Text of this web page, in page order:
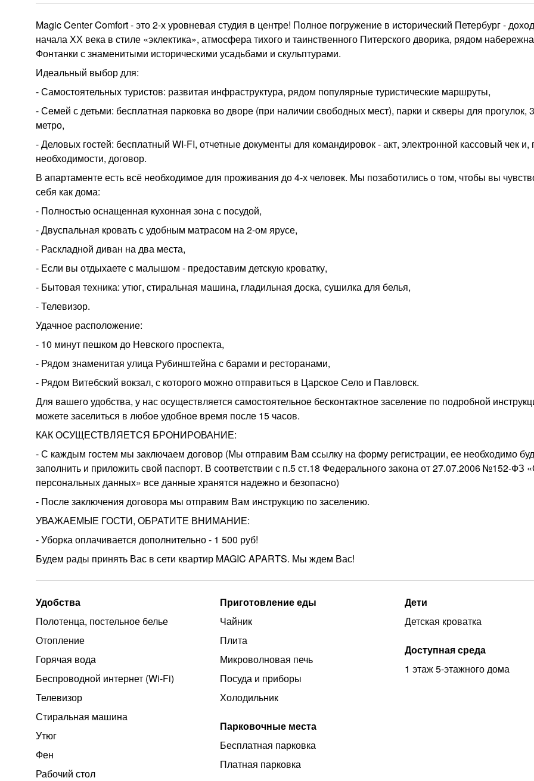
Magic Center Comfort - это 2-х уровневая студия в центре! Полное погружение в исторический Петербург -
начала ХХ века в стиле «эклектика», атмосфера тихого и таинственного Питерского дворика, рядом
Фонтанки с знаменитыми историческими усадьбами и скульптурами.
Идеальный выбор для:
⁃ Самостоятельных туристов: развитая инфраструктура, рядом популярные туристические маршруты,
⁃ Семей с детьми: бесплатная парковка во дворе (при наличии свободных мест), парки и скверы для прогулок,
метро,
⁃ Деловых гостей: бесплатный WI-FI, отчетные документы для командировок - акт, электронной кассовый чек и,
необходимости, договор.
В апартаменте есть всё необходимое для проживания до 4-х человек. Мы позаботились о том, чтобы вы
себя как дома:
- Полностью оснащенная кухонная зона с посудой,
- Двуспальная кровать с удобным матрасом на 2-ом ярусе,
- Раскладной диван на два места,
- Если вы отдыхаете с малышом - предоставим детскую кроватку,
- Бытовая техника: утюг, стиральная машина, гладильная доска, сушилка для белья,
- Телевизор.
Удачное расположение:
⁃ 10 минут пешком до Невского проспекта,
⁃ Рядом знаменитая улица Рубинштейна с барами и ресторанами,
⁃ Рядом Витебский вокзал, с которого можно отправиться в Царское Село и Павловск.
Для вашего удобства, у нас осуществляется самостоятельное бесконтактное заселение по подробной
можете заселиться в любое удобное время после 15 часов.
КАК ОСУЩЕСТВЛЯЕТСЯ БРОНИРОВАНИЕ:
- С каждым гостем мы заключаем договор (Мы отправим Вам ссылку на форму регистрации, ее необходимо
заполнить и приложить свой паспорт. В соответствии с п.5 ст.18 Федерального закона от 27.07.2006 №152-ФЗ
персональных данных» все данные хранятся надежно и безопасно)
- После заключения договора мы отправим Вам инструкцию по заселению.
УВАЖАЕМЫЕ ГОСТИ, ОБРАТИТЕ ВНИМАНИЕ:
- Уборка оплачивается дополнительно - 1 500 руб!
Будем рады принять Вас в сети квартир MAGIC APARTS. Мы ждем Вас!
Удобства
Полотенца, постельное белье
Отопление
Горячая вода
Беспроводной интернет (Wi‑Fi)
Телевизор
Стиральная машина
Утюг
Фен
Рабочий стол
Приготовление еды
Чайник
Плита
Микроволновая печь
Посуда и приборы
Холодильник
Парковочные места
Бесплатная парковка
Платная парковка
Дети
Детская кроватка
Доступная среда
1 этаж 5-этажного дома